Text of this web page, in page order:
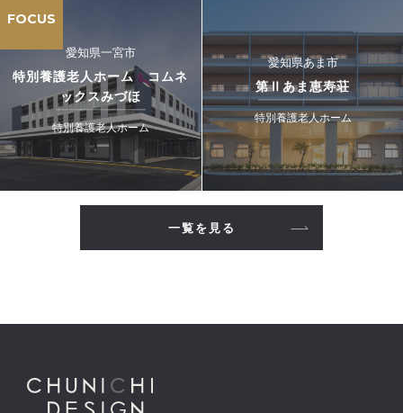
FOCUS
愛知県一宮市
特別養護老人ホーム コムネ
ックスみづほ
特別養護老人ホーム
愛知県あま市
第Ⅱあま恵寿荘
特別養護老人ホーム
一覧を見る